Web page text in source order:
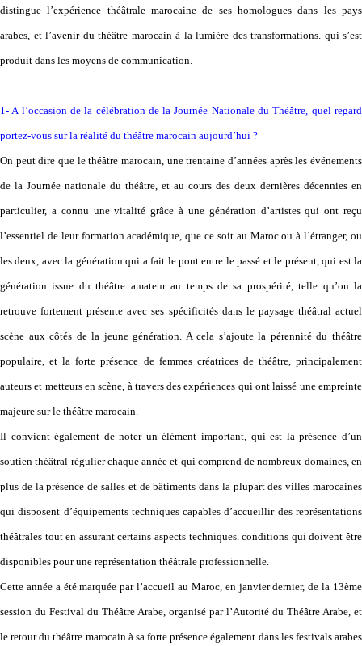
distingue l’expérience théâtrale marocaine de ses homologues dans les pays
arabes, et l’avenir du théâtre marocain à la lumière des transformations. qui s’est
produit dans les moyens de communication.
1- A l’occasion de la célébration de la Journée Nationale du Théâtre, quel regard
portez-vous sur la réalité du théâtre marocain aujourd’hui ?
On peut dire que le théâtre marocain, une trentaine d’années après les événements
de la Journée nationale du théâtre, et au cours des deux dernières décennies en
particulier, a connu une vitalité grâce à une génération d’artistes qui ont reçu
l’essentiel de leur formation académique, que ce soit au Maroc ou à l’étranger, ou
les deux, avec la génération qui a fait le pont entre le passé et le présent, qui est la
génération issue du théâtre amateur au temps de sa prospérité, telle qu’on la
retrouve fortement présente avec ses spécificités dans le paysage théâtral actuel
scène aux côtés de la jeune génération. A cela s’ajoute la pérennité du théâtre
populaire, et la forte présence de femmes créatrices de théâtre, principalement
auteurs et metteurs en scène, à travers des expériences qui ont laissé une empreinte
majeure sur le théâtre marocain.
Il convient également de noter un élément important, qui est la présence d’un
soutien théâtral régulier chaque année et qui comprend de nombreux domaines, en
plus de la présence de salles et de bâtiments dans la plupart des villes marocaines
qui disposent d’équipements techniques capables d’accueillir des représentations
théâtrales tout en assurant certains aspects techniques. conditions qui doivent être
disponibles pour une représentation théâtrale professionnelle.
Cette année a été marquée par l’accueil au Maroc, en janvier dernier, de la 13ème
session du Festival du Théâtre Arabe, organisé par l’Autorité du Théâtre Arabe, et
le retour du théâtre marocain à sa forte présence également dans les festivals arabes